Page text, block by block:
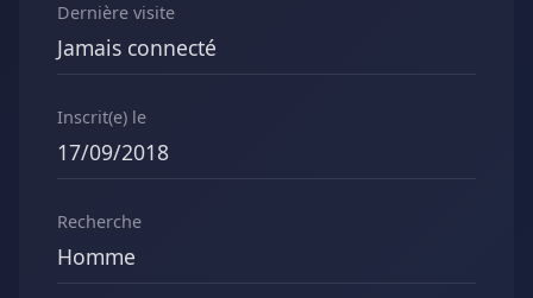
Dernière visite
Jamais connecté
Inscrit(e) le
17/09/2018
Recherche
Homme